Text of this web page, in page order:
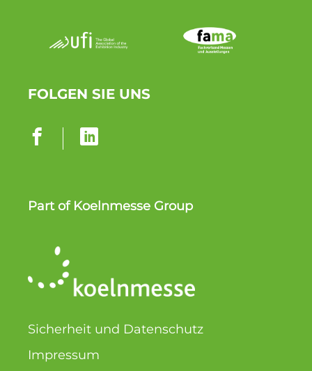
FOLGEN SIE UNS
Part of Koelnmesse Group
Sicherheit und Daten­schutz
Impressum